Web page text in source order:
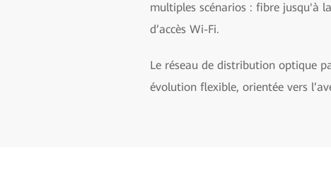
multiples scénarios : fibre jusqu'à
d’accès Wi-Fi.
Le réseau de distribution optique
évolution flexible, orientée vers